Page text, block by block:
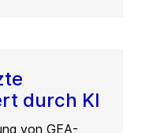
durch KI
von GEA-